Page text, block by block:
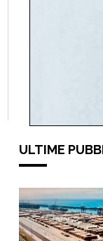
ULTIME